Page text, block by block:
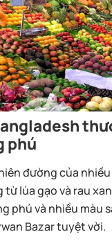
phú
đường của
lúa gạo và rau
phú và nhiều màu
Bazar tuyệt vời.